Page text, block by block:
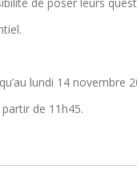
lundi 14 novembre
de 11h45.